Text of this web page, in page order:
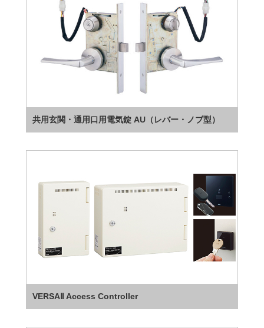
共用玄関・通用口用電気錠 AU（レバー・ノブ型）
VERSAⅡ Access Controller